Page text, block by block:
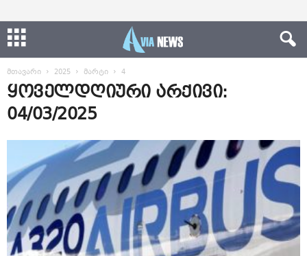
მთავარი 2025 მარტი 4
ყოველდღიური არქივი:
04/03/2025